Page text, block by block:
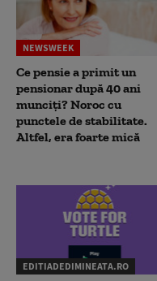
NEWSWEEK
Ce pensie a primit un
pensionar după 40 ani
munciți? Noroc cu
punctele de stabilitate.
Altfel, era foarte mică
EDITIADEDIMINEATA.RO